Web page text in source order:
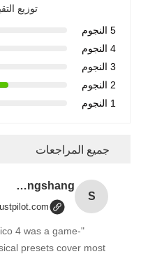
توزيع
5 النجوم
4 النجوم
3 النجوم
2 النجوم
1 النجوم
جميع المراجعات
S
Songshang
4 was a game-
presets cover most